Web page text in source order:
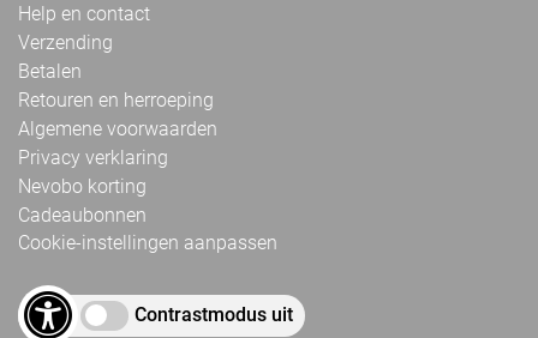
Help en contact
Verzending
Betalen
Retouren en herroeping
Algemene voorwaarden
Privacy verklaring
Nevobo korting
Cadeaubonnen
Cookie-instellingen aanpassen
Contrastmodus uit